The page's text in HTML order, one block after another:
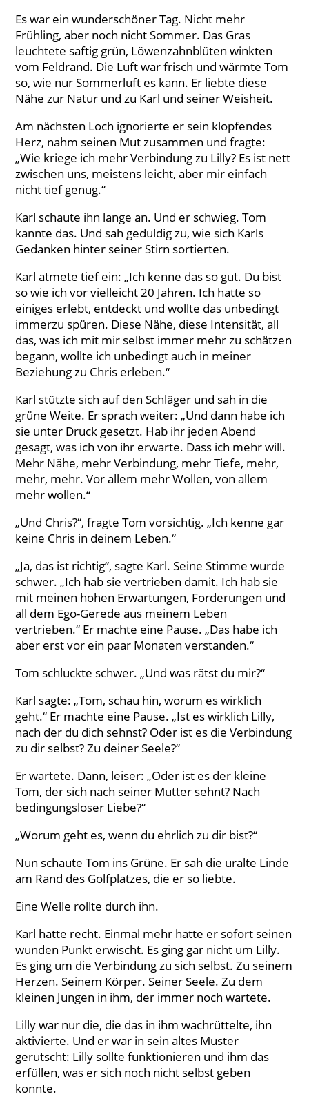
Es war ein wunderschöner Tag. Nicht mehr
Frühling, aber noch nicht Sommer. Das Gras
leuchtete saftig grün, Löwenzahnblüten winkten
vom Feldrand. Die Luft war frisch und wärmte Tom
so, wie nur Sommerluft es kann. Er liebte diese
Nähe zur Natur und zu Karl und seiner Weisheit.
Am nächsten Loch ignorierte er sein klopfendes
Herz, nahm seinen Mut zusammen und fragte:
„Wie kriege ich mehr Verbindung zu Lilly? Es ist nett
zwischen uns, meistens leicht, aber mir einfach
nicht tief genug.“
Karl schaute ihn lange an. Und er schwieg. Tom
kannte das. Und sah geduldig zu, wie sich Karls
Gedanken hinter seiner Stirn sortierten.
Karl atmete tief ein: „Ich kenne das so gut. Du bist
so wie ich vor vielleicht 20 Jahren. Ich hatte so
einiges erlebt, entdeckt und wollte das unbedingt
immerzu spüren. Diese Nähe, diese Intensität, all
das, was ich mit mir selbst immer mehr zu schätzen
begann, wollte ich unbedingt auch in meiner
Beziehung zu Chris erleben.“
Karl stützte sich auf den Schläger und sah in die
grüne Weite. Er sprach weiter: „Und dann habe ich
sie unter Druck gesetzt. Hab ihr jeden Abend
gesagt, was ich von ihr erwarte. Dass ich mehr will.
Mehr Nähe, mehr Verbindung, mehr Tiefe, mehr,
mehr, mehr. Vor allem mehr Wollen, von allem
mehr wollen.“
„Und Chris?“, fragte Tom vorsichtig. „Ich kenne gar
keine Chris in deinem Leben.“
„Ja, das ist richtig“, sagte Karl. Seine Stimme wurde
schwer. „Ich hab sie vertrieben damit. Ich hab sie
mit meinen hohen Erwartungen, Forderungen und
all dem Ego-Gerede aus meinem Leben
vertrieben.“ Er machte eine Pause. „Das habe ich
aber erst vor ein paar Monaten verstanden.“
Tom schluckte schwer. „Und was rätst du mir?“
Karl sagte: „Tom, schau hin, worum es wirklich
geht.“ Er machte eine Pause. „Ist es wirklich Lilly,
nach der du dich sehnst? Oder ist es die Verbindung
zu dir selbst? Zu deiner Seele?“
Er wartete. Dann, leiser: „Oder ist es der kleine
Tom, der sich nach seiner Mutter sehnt? Nach
bedingungsloser Liebe?“
„Worum geht es, wenn du ehrlich zu dir bist?“
Nun schaute Tom ins Grüne. Er sah die uralte Linde
am Rand des Golfplatzes, die er so liebte.
Eine Welle rollte durch ihn.
Karl hatte recht. Einmal mehr hatte er sofort seinen
wunden Punkt erwischt. Es ging gar nicht um Lilly.
Es ging um die Verbindung zu sich selbst. Zu seinem
Herzen. Seinem Körper. Seiner Seele. Zu dem
kleinen Jungen in ihm, der immer noch wartete.
Lilly war nur die, die das in ihm wachrüttelte, ihn
aktivierte. Und er war in sein altes Muster
gerutscht: Lilly sollte funktionieren und ihm das
erfüllen, was er sich noch nicht selbst geben
konnte.